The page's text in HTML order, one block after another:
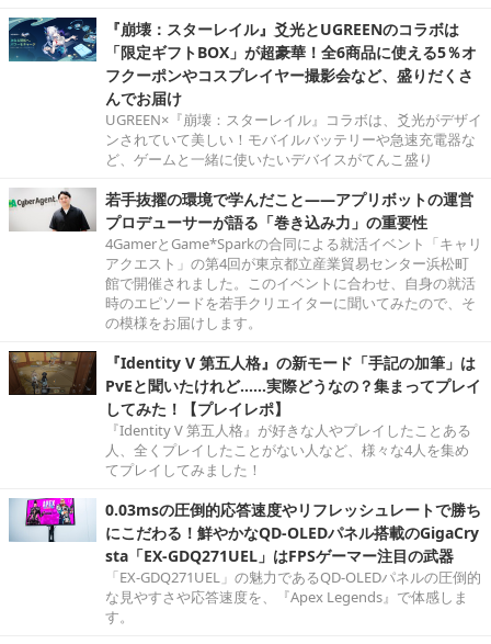
『崩壊：スターレイル』爻光とUGREENのコラボは
「限定ギフトBOX」が超豪華！全6商品に使える5％オ
フクーポンやコスプレイヤー撮影会など、盛りだくさ
んでお届け
UGREEN×『崩壊：スターレイル』コラボは、爻光がデザイ
ンされていて美しい！モバイルバッテリーや急速充電器な
ど、ゲームと一緒に使いたいデバイスがてんこ盛り
若手抜擢の環境で学んだこと――アプリボットの運営
プロデューサーが語る「巻き込み力」の重要性
4GamerとGame*Sparkの合同による就活イベント「キャリ
アクエスト」の第4回が東京都立産業貿易センター浜松町
館で開催されました。このイベントに合わせ、自身の就活
時のエピソードを若手クリエイターに聞いてみたので、そ
の模様をお届けします。
『Identity V 第五人格』の新モード「手記の加筆」は
PvEと聞いたけれど……実際どうなの？集まってプレイ
してみた！【プレイレポ】
『Identity V 第五人格』が好きな人やプレイしたことある
人、全くプレイしたことがない人など、様々な4人を集め
てプレイしてみました！
0.03msの圧倒的応答速度やリフレッシュレートで勝ち
にこだわる！鮮やかなQD-OLEDパネル搭載のGigaCry
sta「EX-GDQ271UEL」はFPSゲーマー注目の武器
「EX-GDQ271UEL」の魅力であるQD-OLEDパネルの圧倒的
な見やすさや応答速度を、『Apex Legends』で体感しま
す。